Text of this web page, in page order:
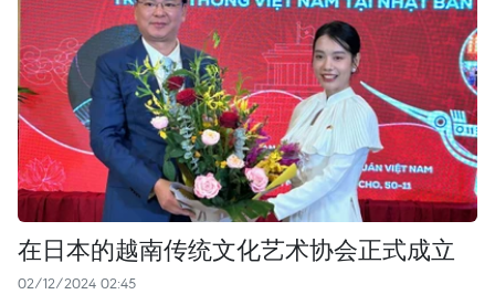
在日本的越南传统文化艺术协会正式成立
02/12/2024 02:45